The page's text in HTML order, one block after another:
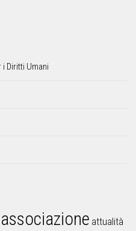
Diritti Umani
associazione attualità